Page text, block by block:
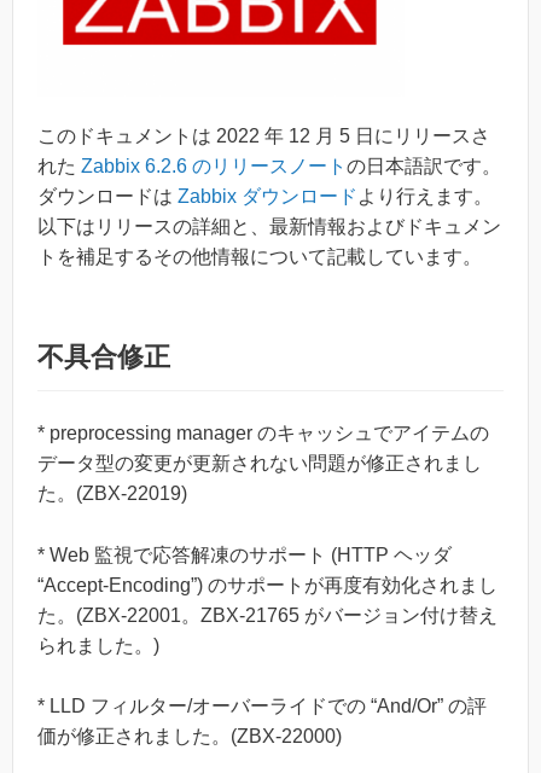
このドキュメントは 2022 年 12 月 5 日にリリースさ
れた Zabbix 6.2.6 のリリースノート の日本語訳です。
ダウンロードは Zabbix ダウンロード より行えます。
以下はリリースの詳細と、最新情報およびドキュメン
トを補足するその他情報について記載しています。
不具合修正
* preprocessing manager のキャッシュでアイテムの
データ型の変更が更新されない問題が修正されまし
た。(ZBX-22019)
* Web 監視で応答解凍のサポート (HTTP ヘッダ
“Accept-Encoding”) のサポートが再度有効化されまし
た。(ZBX-22001。ZBX-21765 がバージョン付け替え
られました。)
* LLD フィルター/オーバーライドでの “And/Or” の評
価が修正されました。(ZBX-22000)